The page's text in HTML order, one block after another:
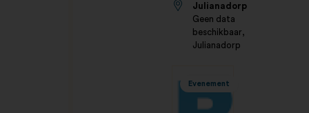
Julianadorp
Geen data
beschikbaar,
Julianadorp
Evenement